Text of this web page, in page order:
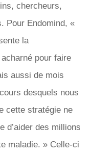
chercheurs,
Pour Endomind, «
la
pour faire
aussi de mois
desquels nous
cette stratégie ne
d’aider des millions
maladie. » Celle-ci